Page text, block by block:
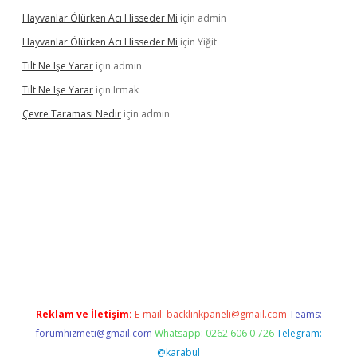
Hayvanlar Ölürken Acı Hisseder Mi için admin
Hayvanlar Ölürken Acı Hisseder Mi için Yiğit
Tilt Ne Işe Yarar için admin
Tilt Ne Işe Yarar için Irmak
Çevre Taraması Nedir için admin
Reklam ve İletişim: E-mail: backlinkpaneli@gmail.com Teams:
forumhizmeti@gmail.com Whatsapp: 0262 606 0 726 Telegram:
@karabul